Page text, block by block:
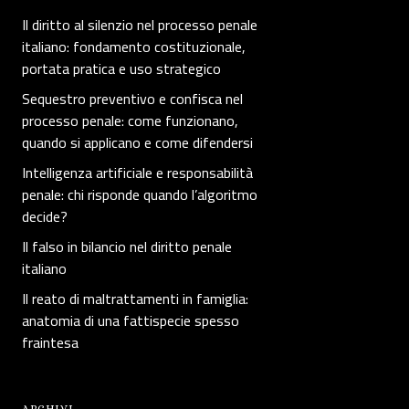
Il diritto al silenzio nel processo penale
italiano: fondamento costituzionale,
portata pratica e uso strategico
Sequestro preventivo e confisca nel
processo penale: come funzionano,
quando si applicano e come difendersi
Intelligenza artificiale e responsabilità
penale: chi risponde quando l’algoritmo
decide?
Il falso in bilancio nel diritto penale
italiano
Il reato di maltrattamenti in famiglia:
anatomia di una fattispecie spesso
fraintesa